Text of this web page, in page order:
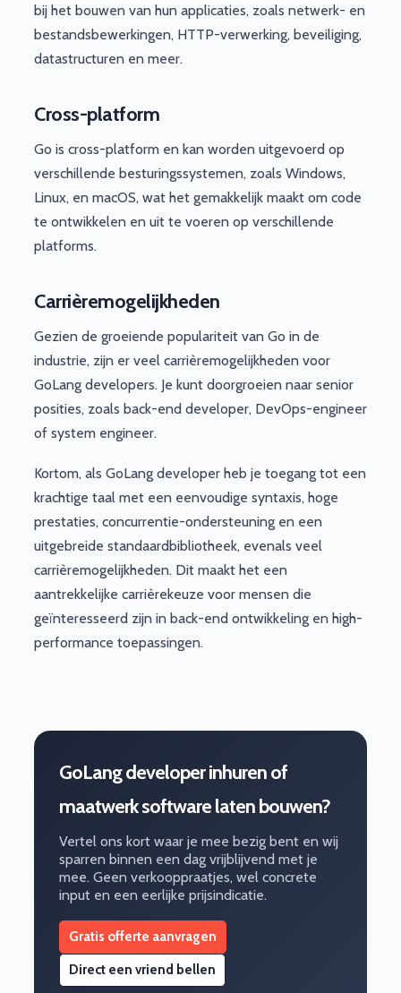
bij het bouwen van hun applicaties, zoals netwerk- en
bestandsbewerkingen, HTTP-verwerking, beveiliging,
datastructuren en meer.
Cross-platform
Go is cross-platform en kan worden uitgevoerd op
verschillende besturingssystemen, zoals Windows,
Linux, en macOS, wat het gemakkelijk maakt om code
te ontwikkelen en uit te voeren op verschillende
platforms.
Carrièremogelijkheden
Gezien de groeiende populariteit van Go in de
industrie, zijn er veel carrièremogelijkheden voor
GoLang developers. Je kunt doorgroeien naar senior
posities, zoals back-end developer, DevOps-engineer
of system engineer.
Kortom, als GoLang developer heb je toegang tot een
krachtige taal met een eenvoudige syntaxis, hoge
prestaties, concurrentie-ondersteuning en een
uitgebreide standaardbibliotheek, evenals veel
carrièremogelijkheden. Dit maakt het een
aantrekkelijke carrièrekeuze voor mensen die
geïnteresseerd zijn in back-end ontwikkeling en high-
performance toepassingen.
GoLang developer inhuren of
maatwerk software laten bouwen?
Vertel ons kort waar je mee bezig bent en wij
sparren binnen een dag vrijblijvend met je
mee. Geen verkooppraatjes, wel concrete
input en een eerlijke prijsindicatie.
Gratis offerte aanvragen
Direct een vriend bellen